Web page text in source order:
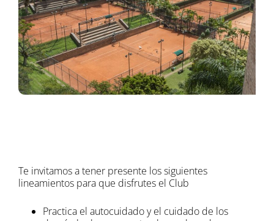
Te invitamos a tener presente los siguientes
lineamientos para que disfrutes el Club
Practica el autocuidado y el cuidado de los